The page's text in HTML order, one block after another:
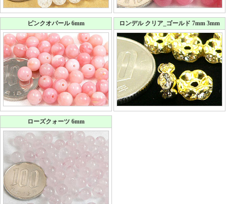
ピンクオパール 6mm ロンデル クリア_ゴールド 7mm 3mm
ローズクォーツ 6mm